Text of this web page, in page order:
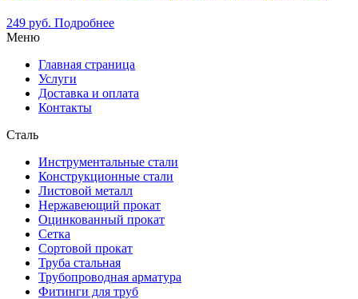
249 руб. Подробнее
Меню
Главная страница
Услуги
Доставка и оплата
Контакты
Сталь
Инструментальные стали
Конструкционные стали
Листовой металл
Нержавеющий прокат
Оцинкованный прокат
Сетка
Сортовой прокат
Труба стальная
Трубопроводная арматура
Фитинги для труб